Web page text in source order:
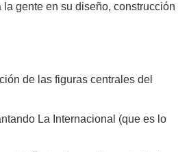
gente en su diseño, construcción
de las figuras centrales del
La Internacional (que es lo